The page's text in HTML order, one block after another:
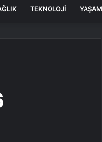
TEKNOLOJI YAŞAM